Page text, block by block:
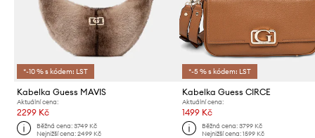
*-10 % s kódem: LST
Kabelka Guess MAVIS
Aktuální cena:
2299 Kč
Běžná cena:3749 Kč
Nejnižší cena:2499 Kč
*-5 % s kódem: LST
Kabelka Guess CIRCE
Aktuální cena:
1499 Kč
Běžná cena: 3799 Kč
Nejnižší cena: 1599 Kč